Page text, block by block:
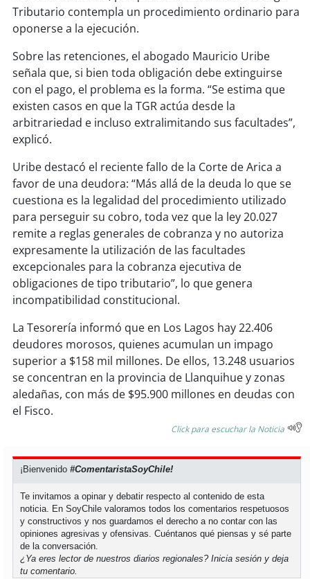
Tributario contempla un procedimiento ordinario para
oponerse a la ejecución.
Sobre las retenciones, el abogado Mauricio Uribe
señala que, si bien toda obligación debe extinguirse
con el pago, el problema es la forma. “Se estima que
existen casos en que la TGR actúa desde la
arbitrariedad e incluso extralimitando sus facultades”,
explicó.
Uribe destacó el reciente fallo de la Corte de Arica a
favor de una deudora: “Más allá de la deuda lo que se
cuestiona es la legalidad del procedimiento utilizado
para perseguir su cobro, toda vez que la ley 20.027
remite a reglas generales de cobranza y no autoriza
expresamente la utilización de las facultades
excepcionales para la cobranza ejecutiva de
obligaciones de tipo tributario”, lo que genera
incompatibilidad constitucional.
La Tesorería informó que en Los Lagos hay 22.406
deudores morosos, quienes acumulan un impago
superior a $158 mil millones. De ellos, 13.248 usuarios
se concentran en la provincia de Llanquihue y zonas
aledañas, con más de $95.900 millones en deudas con
el Fisco.
Click para escuchar la Noticia
¡Bienvenido#ComentaristaSoyChile!
Te invitamos a opinar y debatir respecto al contenido de esta
noticia. En SoyChile valoramos todos los comentarios respetuosos
y constructivos y nos guardamos el derecho a no contar con las
opiniones agresivas y ofensivas. Cuéntanos qué piensas y sé parte
de la conversación.
¿Ya eres lector de nuestros diarios regionales?Inicia sesión y deja
tu comentario.